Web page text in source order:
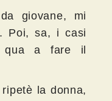
giovane, mi
Poi, sa, i casi
qua a fare il
la donna,